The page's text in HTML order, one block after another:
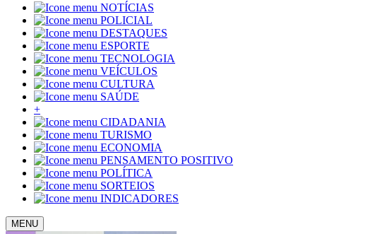
NOTÍCIAS
POLICIAL
DESTAQUES
ESPORTE
TECNOLOGIA
VEÍCULOS
CULTURA
SAÚDE
+
CIDADANIA
TURISMO
ECONOMIA
PENSAMENTO POSITIVO
POLÍTICA
SORTEIOS
INDICADORES
MENU